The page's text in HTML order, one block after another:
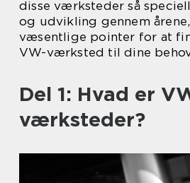
disse værksteder så
og udvikling gennem
væsentlige pointer for at
VW-værksted til dine
Del 1: Hvad er
værksteder?